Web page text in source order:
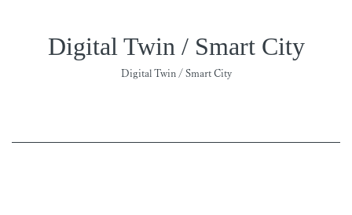
Digital Twin / Smart City
Digital Twin / Smart City